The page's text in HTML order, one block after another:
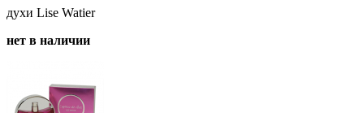
духи Lise Watier
нет в наличии